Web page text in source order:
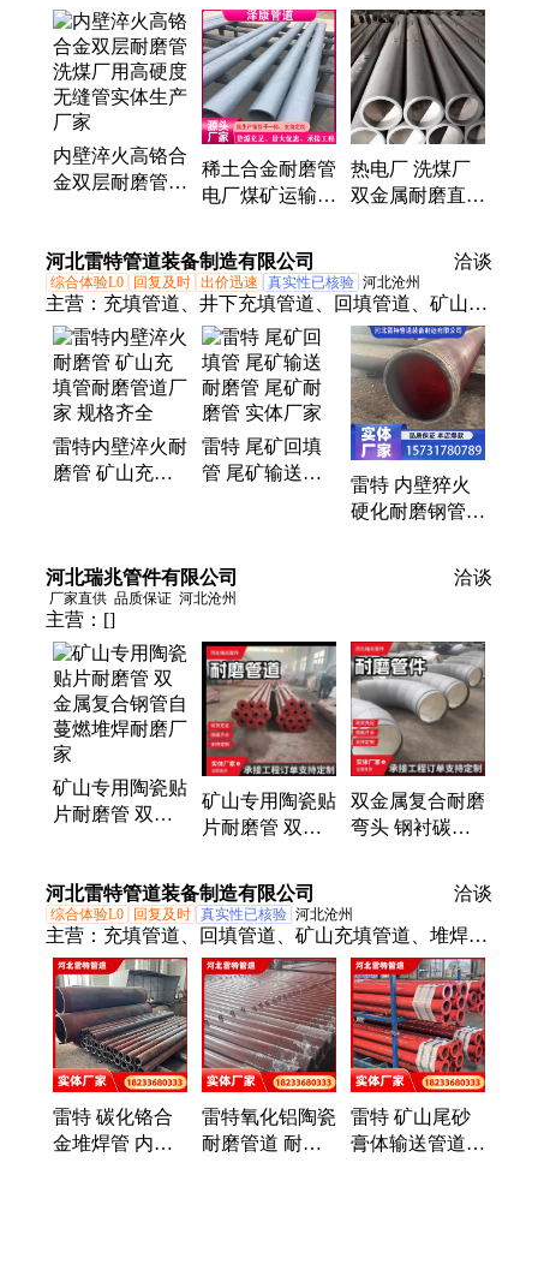
磨弯头、管道管件定制、复合耐磨弯头、陶瓷复合弯
管、双金属耐磨管、陶瓷耐磨管件
内壁淬火高铬合
金双层耐磨管
厂家
稀土合金耐磨管
电厂煤矿运输双
管道源头实体工
厂
热电厂 洗煤厂
双金属耐磨直管
弯头 泽康管道
河北雷特管道装备制造有限公司 洽谈
综合体验L0 回复及时 出价迅速 真实性已核验 河北沧州
主营： 充填管道、井下充填管道、回填管道、矿山耐
磨管道、堆焊耐磨管、碳化铬堆焊管道、双金属耐磨
管道、砂浆输送管道、耐磨管道管件
雷特内壁淬火耐
磨管 矿山充填
雷特 尾矿回填
管 尾矿输送耐
雷特 内壁猝火
硬化耐磨钢管
割空心耐磨管
河北瑞兆管件有限公司 洽谈
厂家直供 品质保证 河北沧州
主营： []
矿山专用陶瓷贴
片耐磨管 双金
矿山专用陶瓷贴
片耐磨管 双金
燃堆焊耐磨厂家
双金属复合耐磨
弯头 钢衬碳化
橡胶烟道喷涂厂
家
河北雷特管道装备制造有限公司 洽谈
综合体验L0 回复及时 真实性已核验 河北沧州
主营： 充填管道、回填管道、矿山充填管道、堆焊钢
管、井下充填管道、钻孔竖井充填管道、堆焊耐磨
管、堆焊耐磨管道、碳化铬堆焊管道、矿山耐磨管
道、双金属耐磨管道
雷特 碳化铬合
金堆焊管 内壁
雷特氧化铝陶瓷
耐磨管道 耐腐
雷特 矿山尾砂
膏体输送管道